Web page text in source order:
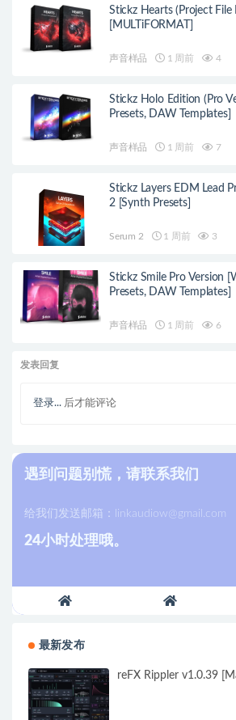
Stickz Hearts (Project File
[MULTiFORMAT]
声音样品 1 周前 4
Stickz Holo Edition (Pro
Presets, DAW Templates]
声音样品 1 周前 7
Stickz Layers EDM Lead
2 [Synth Presets]
Serum 2 1 周前 3
Stickz Smile Pro Version
Presets, DAW Templates]
声音样品 1 周前 6
发表回复
登录... 后才能评论
遇到问题别慌，请联系我们
给我们发送邮箱： linkaudiow@gmail.com
24小时处理哦。
最新发布
reFX Rippler v1.0.39